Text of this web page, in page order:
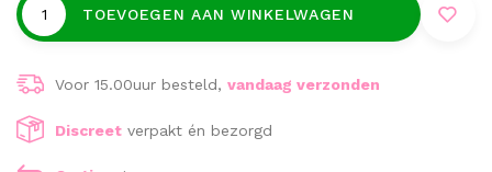
TOEVOEGEN AAN WINKELWAGEN
Voor 15.00uur besteld, vandaag verzonden
Discreet verpakt én bezorgd